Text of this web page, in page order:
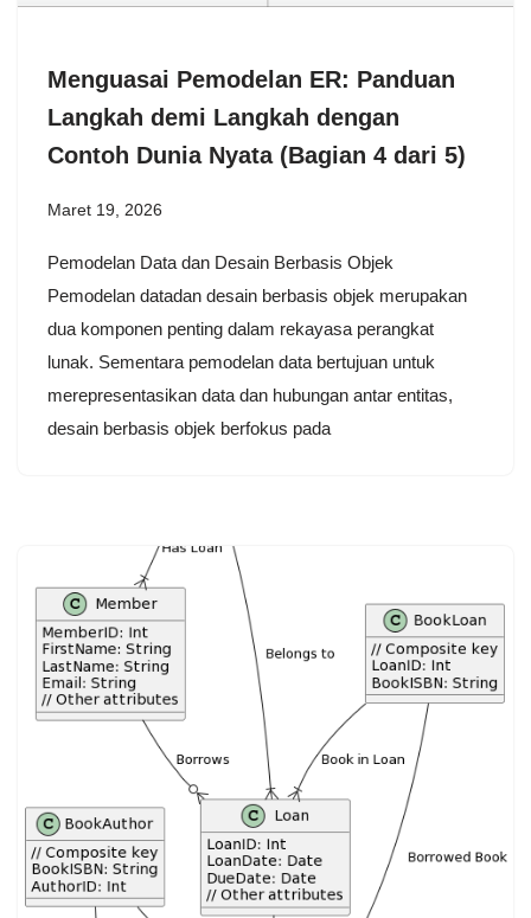
Menguasai Pemodelan ER: Panduan
Langkah demi Langkah dengan
Contoh Dunia Nyata (Bagian 4 dari 5)
Maret 19, 2026
Pemodelan Data dan Desain Berbasis Objek
Pemodelan datadan desain berbasis objek merupakan
dua komponen penting dalam rekayasa perangkat
lunak. Sementara pemodelan data bertujuan untuk
merepresentasikan data dan hubungan antar entitas,
desain berbasis objek berfokus pada